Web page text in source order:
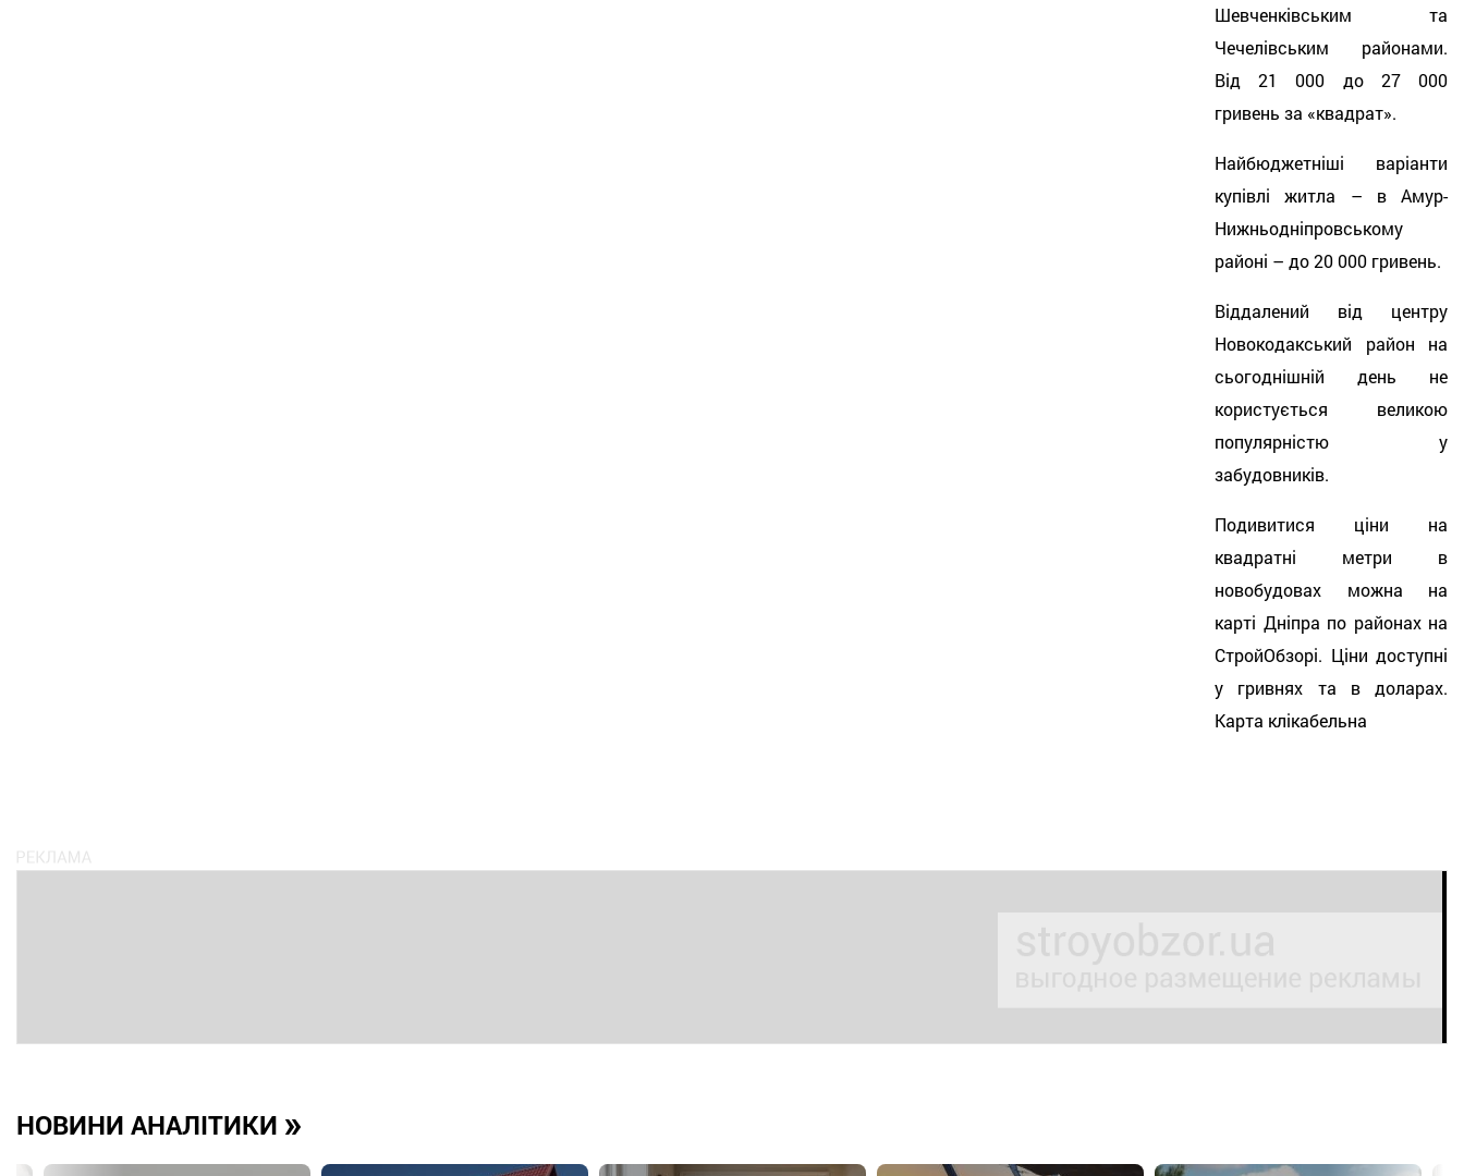
Шевченківським та
Чечелівським районами.
Від 21 000 до 27 000
гривень за «квадрат».
Найбюджетніші варіанти
купівлі житла – в Амур-
Нижньодніпровському
районі – до 20 000 гривень.
Віддалений від центру
Новокодакський район на
сьогоднішній день не
користується великою
популярністю у
забудовників.
Подивитися ціни на
квадратні метри в
новобудовах можна на
карті Дніпра по районах на
СтройОбзорі. Ціни доступні
у гривнях та в доларах.
Карта клікабельна
НОВИНИ АНАЛІТИКИ »